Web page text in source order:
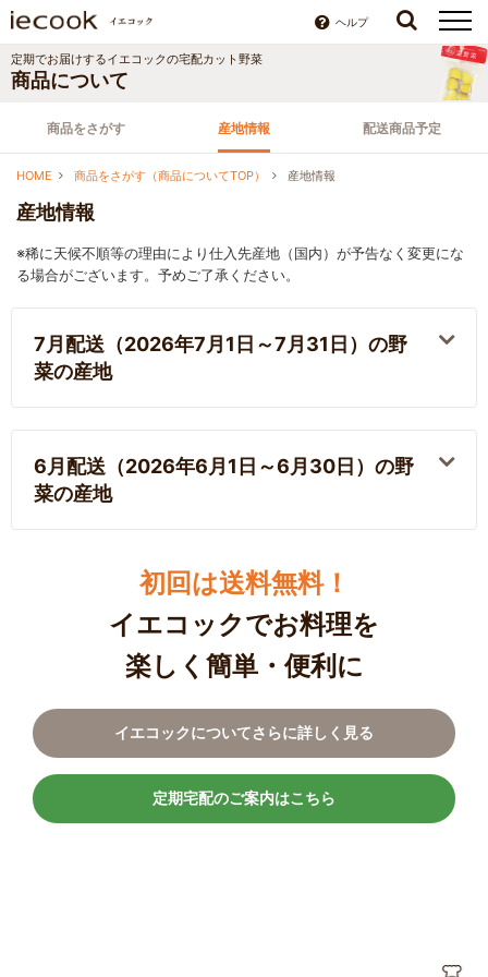
ヘルプ
商品をさがす 産地情報 配送商品予定
定期でお届けするイエコックの宅配カット野菜
商品について
HOME 商品をさがす（商品についてTOP） 産地情報
産地情報
※稀に天候不順等の理由により仕入先産地（国内）が予告なく変更にな
る場合がございます。予めご了承ください。
7月配送（2026年7月1日～7月31日）の野
菜の産地
6月配送（2026年6月1日～6月30日）の野
菜の産地
初回は送料無料！
イエコックでお料理を
楽しく簡単・便利に
イエコックについてさらに詳しく見る
定期宅配のご案内はこちら